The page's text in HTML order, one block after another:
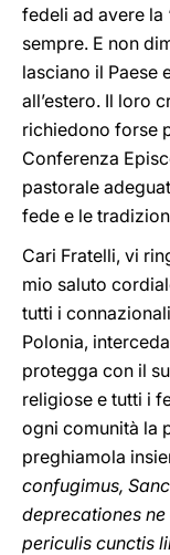
fedeli ad avere la
sempre. E non
lasciano il Paese
all’estero. Il loro
richiedono forse
Conferenza
pastorale
fede e le
Cari Fratelli, vi
mio saluto
tutti i
Polonia,
protegga con il
religiose e tutti i
ogni comunità la
preghiamola
confugimus,
deprecationes
periculis cunctis